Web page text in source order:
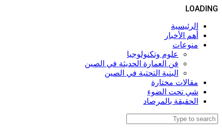
LOADING
الرئيسية
أهم الأخبار
منوعات
علوم وتكنولوجيا
فن العمارة الحديثة في الصين
البنية التحتية في الصين
مقالات مختارة
شي تحت الضوء
الحقيقة بالمرصاد